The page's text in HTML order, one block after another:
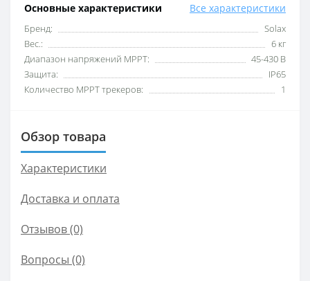
Основные характеристики Все характеристики
Бренд:
Solax
Вес.:
6 кг
Диапазон напряжений MPPT:
45-430 В
Защита:
IP65
Количество MPPT трекеров:
1
Обзор товара
Характеристики
Доставка и оплата
Отзывов (0)
Вопросы (0)